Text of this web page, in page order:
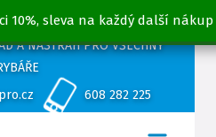
10%, sleva na každý další nákup
A NÁSTRAH PRO VŠECHNY
608 282 225